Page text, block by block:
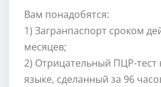
Вам понадобятся:
1) Загранпаспорт сроком
месяцев;
2) Отрицательный ПЦР-тест
языке, сделанный за 96